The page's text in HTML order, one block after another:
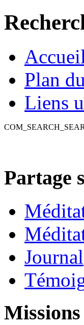
Plan
Liens
Partage
Journal